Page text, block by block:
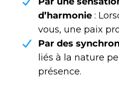
d’harmonie :
vous, une paix
Par des
liés à la nature
présence.